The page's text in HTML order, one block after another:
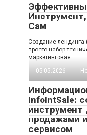
Сам
Создание лендинга
просто набор
маркетинговая
05.05.2026
InfoIntSale:
инструмент
продажами
сервисом